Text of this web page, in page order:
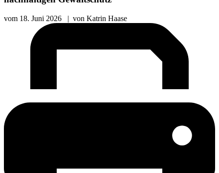
vom 18. Juni 2026 | von Katrin Haase